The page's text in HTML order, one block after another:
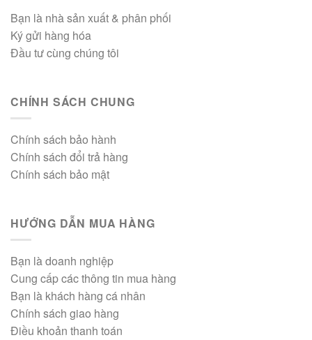
Bạn là nhà sản xuất & phân phối
Ký gửi hàng hóa
Đầu tư cùng chúng tôi
CHÍNH SÁCH CHUNG
Chính sách bảo hành
Chính sách đổi trả hàng
Chính sách bảo mật
HƯỚNG DẪN MUA HÀNG
Bạn là doanh nghiệp
Cung cấp các thông tin mua hàng
Bạn là khách hàng cá nhân
Chính sách giao hàng
Điều khoản thanh toán